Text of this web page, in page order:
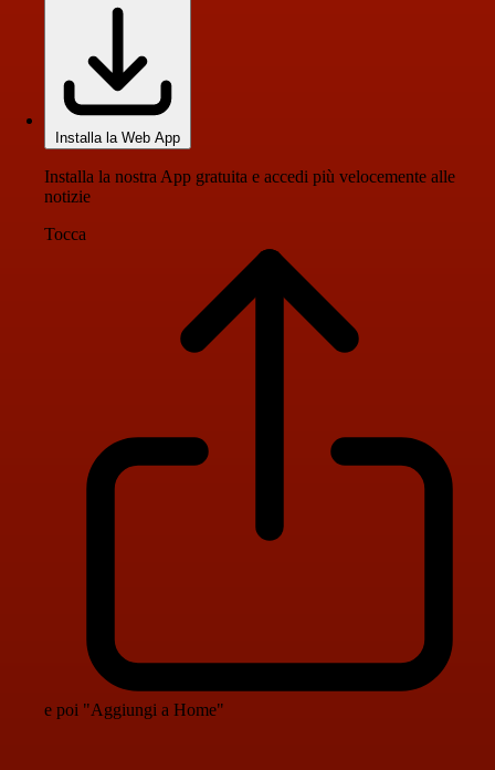
Installa la Web App
Installa la nostra App gratuita e accedi più velocemente alle
notizie
Tocca
e poi "Aggiungi a Home"